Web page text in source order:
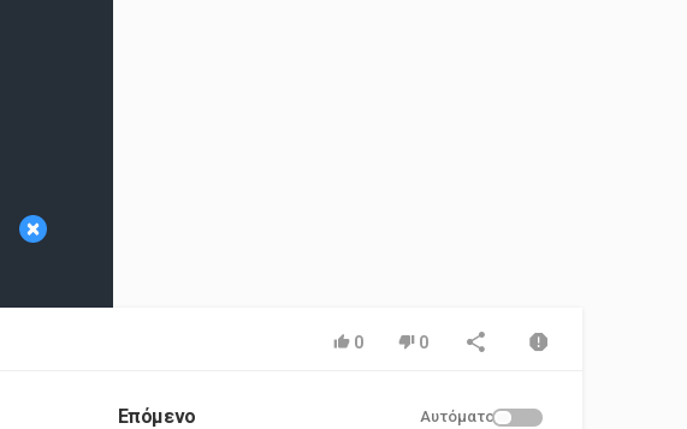
×
0 0
Επόμενο Αυτόματο